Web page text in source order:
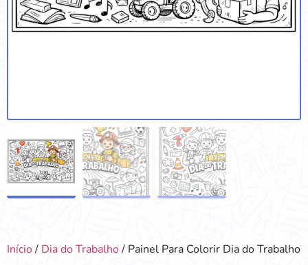
Início/ Dia do Trabalho/ Painel Para Colorir Dia do Trabalho